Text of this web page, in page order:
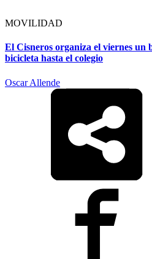
MOVILIDAD
El Cisneros organiza el viernes un
bicicleta hasta el colegio
Oscar Allende